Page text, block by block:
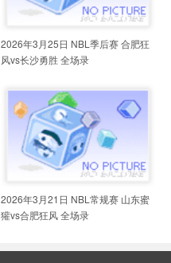
2026年3月25日 NBL季后赛 合肥狂
风vs长沙勇胜 全场录
2026年3月21日 NBL常规赛 山东蜜
獾vs合肥狂风 全场录